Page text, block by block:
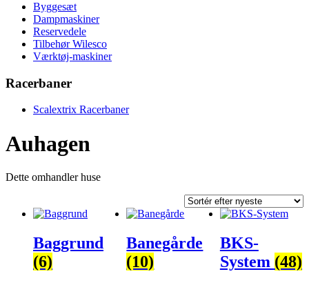
Byggesæt
Dampmaskiner
Reservedele
Tilbehør Wilesco
Værktøj-maskiner
Racerbaner
Scalextrix Racerbaner
Auhagen
Dette omhandler huse
Baggrund
(6)
Banegårde
(10)
BKS-
System (48)